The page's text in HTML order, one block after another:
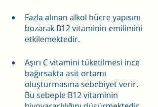
Fazla alınan alkol hücre yapısını
bozarak B12 vitaminin emilimini
etkilemektedir.
Aşırı C vitamini tüketilmesi ince
bağırsakta asit ortamı
oluşturmasına sebebiyet verir.
Bu sebeple B12 vitaminin